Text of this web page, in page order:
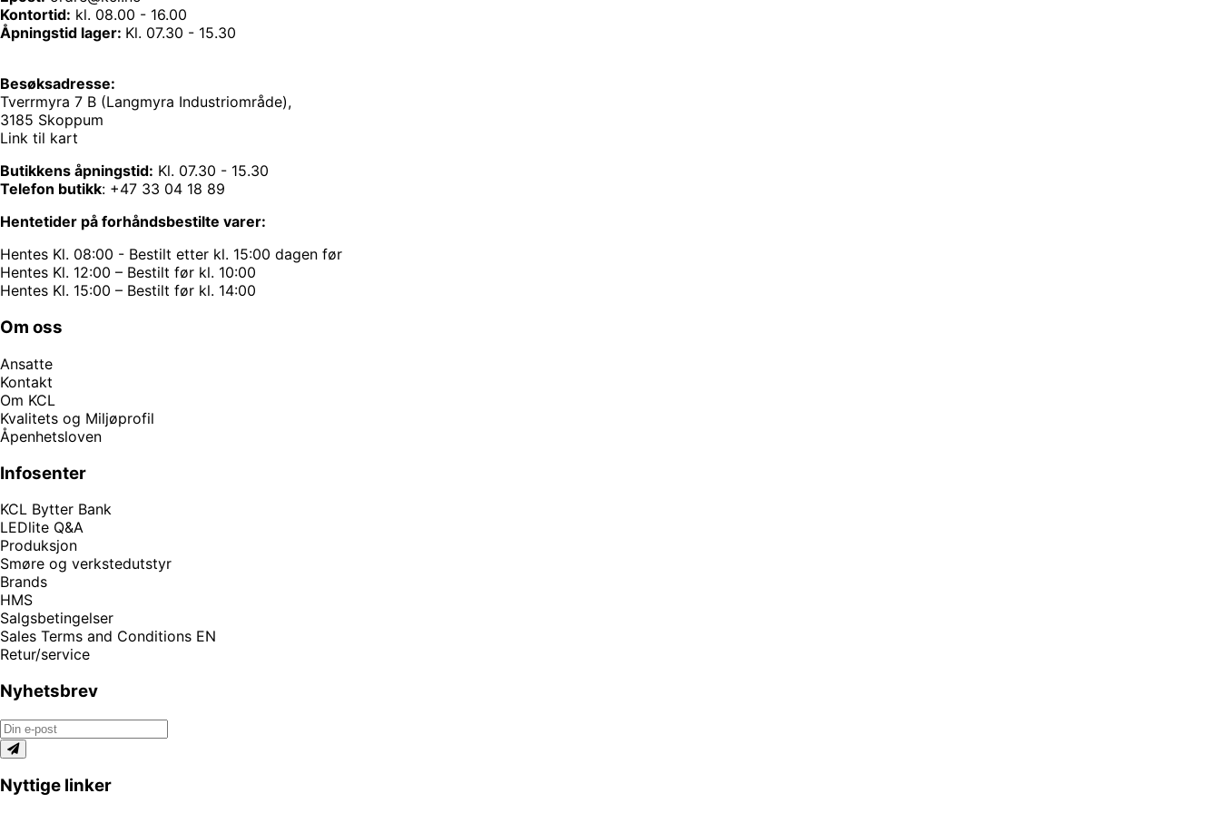
Kontortid: kl. 08.00 - 16.00
Åpningstid lager: Kl. 07.30 - 15.30
Besøksadresse:
Tverrmyra 7 B (Langmyra Industriområde),
3185 Skoppum
Link til kart
Butikkens åpningstid: Kl. 07.30 - 15.30
Telefon butikk: +47 33 04 18 89
Hentetider på forhåndsbestilte varer:
Hentes Kl. 08:00 - Bestilt etter kl. 15:00 dagen før
Hentes Kl. 12:00 – Bestilt før kl. 10:00
Hentes Kl. 15:00 – Bestilt før kl. 14:00
Om oss
Ansatte
Kontakt
Om KCL
Kvalitets og Miljøprofil
Åpenhetsloven
Infosenter
KCL Bytter Bank
LEDlite Q&A
Produksjon
Smøre og verkstedutstyr
Brands
HMS
Salgsbetingelser
Sales Terms and Conditions EN
Retur/service
Nyhetsbrev
Nyttige linker